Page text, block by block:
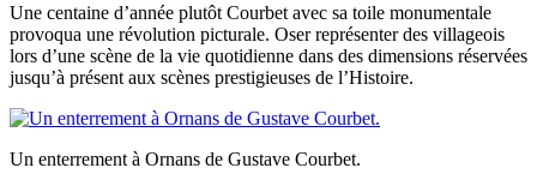
Une centaine d’année plutôt Courbet avec sa toile monumentale
provoqua une révolution picturale. Oser représenter des villageois
lors d’une scène de la vie quotidienne dans des dimensions réservées
jusqu’à présent aux scènes prestigieuses de l’Histoire.
Un enterrement à Ornans de Gustave Courbet.